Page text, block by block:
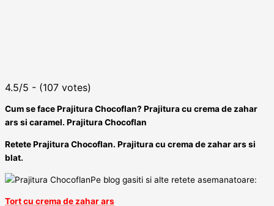
4.5/5 - (107 votes)
Cum se face Prajitura Chocoflan? Prajitura cu crema de zahar
ars si caramel. Prajitura Chocoflan
Retete Prajitura Chocoflan. Prajitura cu crema de zahar ars si
blat.
Pe blog gasiti si alte retete asemanatoare:
Tort cu crema de zahar ars